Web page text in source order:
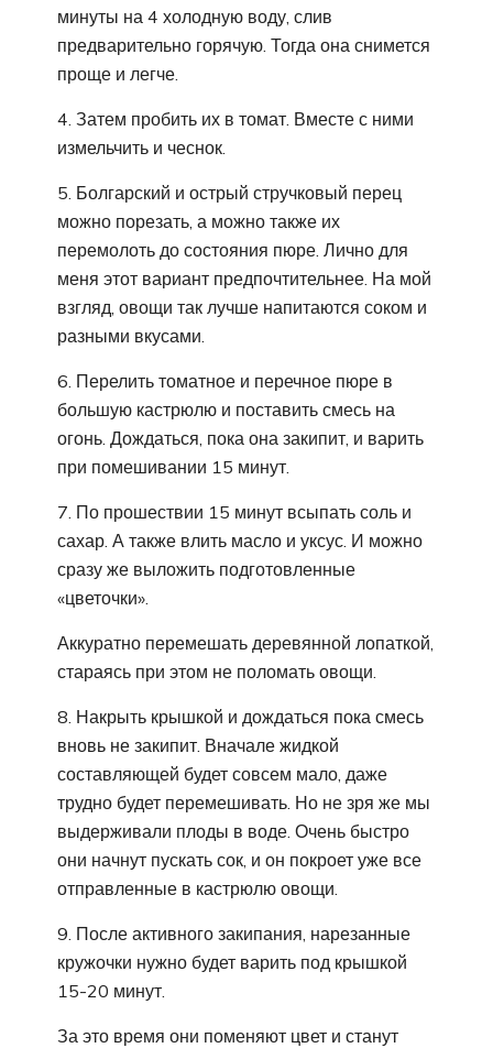
минуты на 4 холодную воду, слив
предварительно горячую. Тогда она снимется
проще и легче.
4. Затем пробить их в томат. Вместе с ними
измельчить и чеснок.
5. Болгарский и острый стручковый перец
можно порезать, а можно также их
перемолоть до состояния пюре. Лично для
меня этот вариант предпочтительнее. На мой
взгляд, овощи так лучше напитаются соком и
разными вкусами.
6. Перелить томатное и перечное пюре в
большую кастрюлю и поставить смесь на
огонь. Дождаться, пока она закипит, и варить
при помешивании 15 минут.
7. По прошествии 15 минут всыпать соль и
сахар. А также влить масло и уксус. И можно
сразу же выложить подготовленные
«цветочки».
Аккуратно перемешать деревянной лопаткой,
стараясь при этом не поломать овощи.
8. Накрыть крышкой и дождаться пока смесь
вновь не закипит. Вначале жидкой
составляющей будет совсем мало, даже
трудно будет перемешивать. Но не зря же мы
выдерживали плоды в воде. Очень быстро
они начнут пускать сок, и он покроет уже все
отправленные в кастрюлю овощи.
9. После активного закипания, нарезанные
кружочки нужно будет варить под крышкой
15-20 минут.
За это время они поменяют цвет и станут